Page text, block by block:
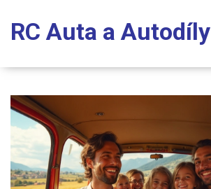
RC Auta a Autodíly